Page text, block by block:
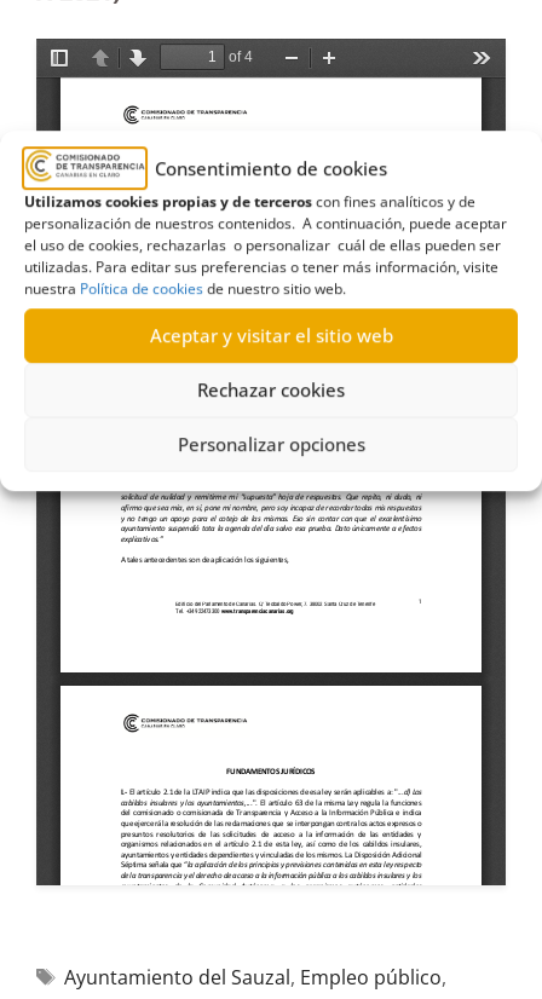
Consentimiento de cookies
Utilizamos cookies propias y de terceroscon fines analíticos y de
personalización de nuestros contenidos. A continuación, puede aceptar
el uso de cookies, rechazarlas o personalizar cuál de ellas pueden ser
utilizadas. Para editar sus preferencias o tener más información, visite
nuestra Política de cookiesde nuestro sitio web.
Aceptar y visitar el sitio web
Rechazar cookies
Personalizar opciones
Ayuntamiento del Sauzal, Empleo público,